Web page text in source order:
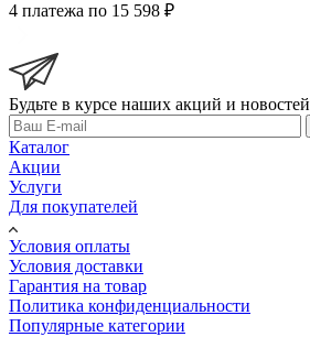
4 платежа по 15 598 ₽
Будьте в курсе наших акций и новостей
Каталог
Акции
Услуги
Для покупателей
Условия оплаты
Условия доставки
Гарантия на товар
Политика конфиденциальности
Популярные категории